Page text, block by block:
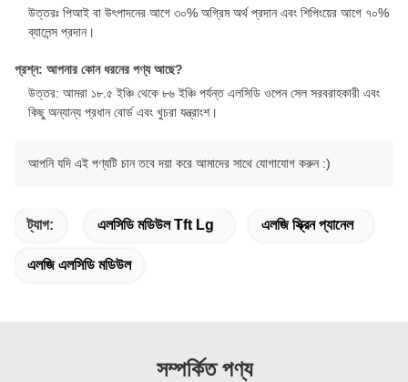
উত্তরঃ পিআই বা উৎপাদনের আগে ৩০% অগ্রিম অর্থ প্রদান এবং শিপিংয়ের আগে ৭০%
ব্যালেন্স প্রদান।
প্রশ্ন: আপনার কোন ধরনের পণ্য আছে?
উত্তর: আমরা ১৮.৫ ইঞ্চি থেকে ৮৬ ইঞ্চি পর্যন্ত এলসিডি ওপেন সেল সরবরাহকারী এবং
কিছু অন্যান্য প্রধান বোর্ড এবং খুচরা যন্ত্রাংশ।
আপনি যদি এই পণ্যটি চান তবে দয়া করে আমাদের সাথে যোগাযোগ করুন :)
ট্যাগ: এলসিডি মডিউল Tft Lg এলজি স্ক্রিন প্যানেল
এলজি এলসিডি মডিউল
সম্পর্কিত পণ্য